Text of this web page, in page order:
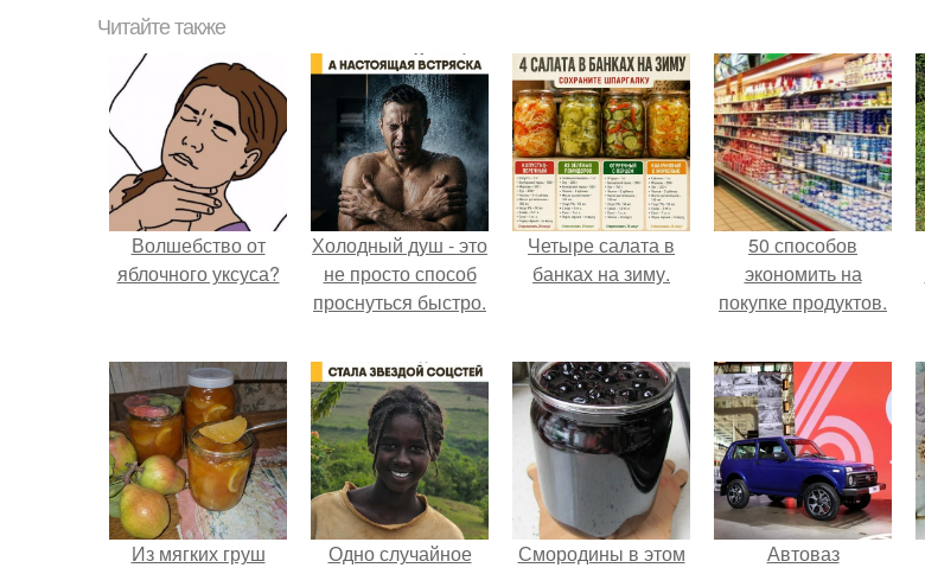
Читайте также
Волшебство от
яблочного уксуса?
Холодный душ - это
не просто способ
проснуться быстро.
Четыре салата в
банках на зиму.
50 способов
экономить на
покупке продуктов.
Из мягких груш
Одно случайное
Смородины в этом
Автоваз